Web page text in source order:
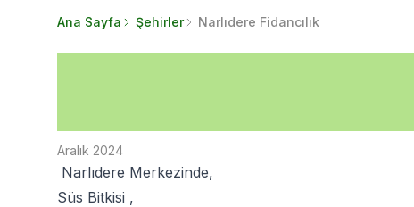
Ana Sayfa Şehirler Narlıdere Fidancılık
Aralık 2024
Narlıdere Merkezinde,
Süs Bitkisi ,